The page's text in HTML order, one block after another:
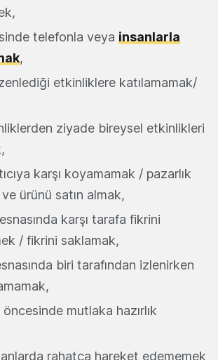
telefonla veya insanlarla
,
etkinliklere katılamamak/
ziyade bireysel etkinlikleri
karşı koyamamak / pazarlık
ürünü satın almak,
karşı tarafa fikrini
/ fikrini saklamak,
biri tarafından izlenirken
mutlaka hazırlık
rahatça hareket edememek